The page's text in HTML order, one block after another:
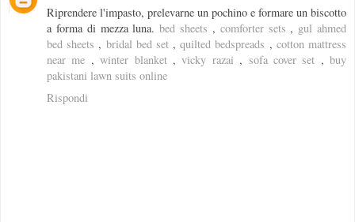
Riprendere l'impasto, prelevarne un pochino e formare un biscotto
a forma di mezza luna.bed sheets , comforter sets , gul ahmed
bed sheets , bridal bed set,quilted bedspreads , cotton mattress
near me ,winter blanket,vicky razai , sofa cover set ,buy
pakistani lawn suits online
Rispondi